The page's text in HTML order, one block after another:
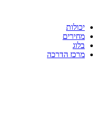
יכולות
מחירים
בלוג
מרכז הדרכה